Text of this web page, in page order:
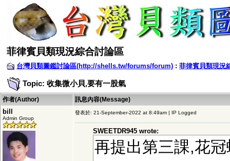
菲律賓貝類現況綜合討論區
台灣貝類圖鑑討論區(http://shells.tw/forums/forum) : 菲律賓貝類現況
Topic: 收集微小貝,要有一股氣
作者(Author) 訊息內容(Message)
bill
Admin Group
發表於: 21-September-2022 at 8:49am | IP Logged
SWEETDR945 wrote:
再提出第三課,花